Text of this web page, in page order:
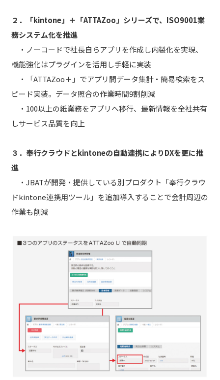
２．「kintone」＋「ATTAZoo」シリーズで、ISO9001業
務システム化を推進
・ノーコードで社長自らアプリを作成し内製化を実現、
機能強化はプラグインを活用し手軽に実装
・「ATTAZoo＋」でアプリ間データ集計・簡易検索をス
ピード実装。データ照合の作業時間9割削減
・100以上の紙業務をアプリへ移行、最新情報を全社共有
しサービス品質を向上
３．奉行クラウドとkintoneの自動連携によりDXを更に推
進
・JBATが開発・提供している別プロダクト「奉行クラウ
ドkintone連携用ツール」を追加導入することで会計周辺の
作業も削減